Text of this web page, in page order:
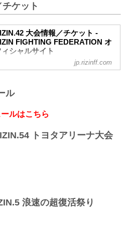
ト追加販売のお知らせ
LANDMARK 5 in YOYOGIのアウト
ト席と演出変更による増席でSRS席
販売が決定いたしました。
売開始：3月26日（日）10:00〜
席 ※増席
トレットA席
LANDMARK 5 in YOYOGIの開催日
更前：4月30日（日）
後：4月29日（祝・土）14:30開場 /
ケット
大会情報／チケット -
FIGHTING FEDERATION オ
ィシャルサイト
大会概要
年5月6日（土）12:30開場（予定） /
場・開始時間は予定です。決定次第
FFオフィシャルサイトにてご案内
了承ください。
jp.rizinff.com
ル
ルはこちら
トヨタアリーナ大会
浪速の超復活祭り